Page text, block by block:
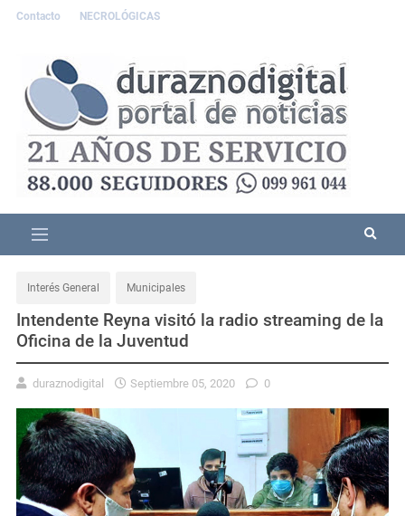
Contacto NECROLÓGICAS
Interés General Municipales
Intendente Reyna visitó la radio streaming de la
Oficina de la Juventud
duraznodigital Septiembre 05, 2020 0